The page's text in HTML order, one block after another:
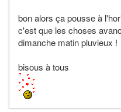
bon alors ça pousse à
c'est que les choses
dimanche matin pluvieux !
bisous à tous